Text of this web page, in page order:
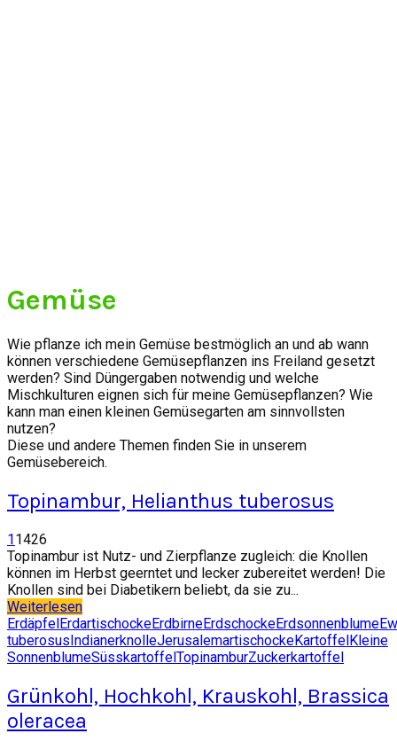
Gemüse
Wie pflanze ich mein Gemüse bestmöglich an und ab wann
können verschiedene Gemüsepflanzen ins Freiland gesetzt
werden? Sind Düngergaben notwendig und welche
Mischkulturen eignen sich für meine Gemüsepflanzen? Wie
kann man einen kleinen Gemüsegarten am sinnvollsten
nutzen?
Diese und andere Themen finden Sie in unserem
Gemüsebereich.
Topinambur, Helianthus tuberosus
11426
Topinambur ist Nutz- und Zierpflanze zugleich: die Knollen
können im Herbst geerntet und lecker zubereitet werden! Die
Knollen sind bei Diabetikern beliebt, da sie zu...
Weiterlesen
ErdäpfelErdartischockeErdbirneErdschockeErdsonnenblume
tuberosusIndianerknolleJerusalemartischockeKartoffelKleine
SonnenblumeSüsskartoffelTopinamburZuckerkartoffel
Grünkohl, Hochkohl, Krauskohl, Brassica
oleracea